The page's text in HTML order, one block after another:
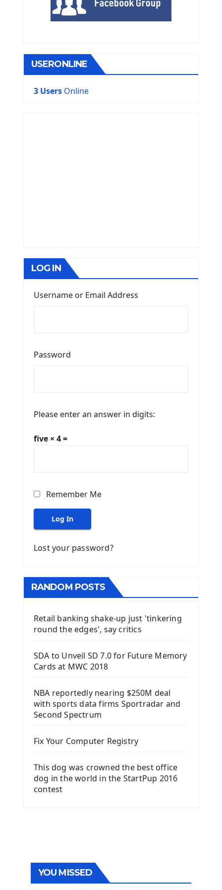
USERONLINE
3 Users Online
LOG IN
Username or Email Address
Password
Please enter an answer in digits:
five × 4 =
Remember Me
Log In
Lost your password?
RANDOM POSTS
Retail banking shake-up just 'tinkering
round the edges', say critics
SDA to Unveil SD 7.0 for Future Memory
Cards at MWC 2018
NBA reportedly nearing $250M deal
with sports data firms Sportradar and
Second Spectrum
Fix Your Computer Registry
This dog was crowned the best office
dog in the world in the StartPup 2016
contest
YOU MISSED